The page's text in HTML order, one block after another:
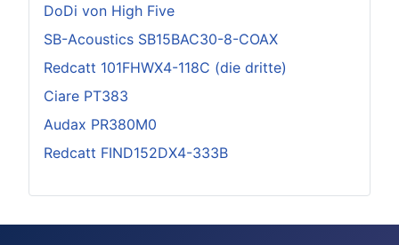
DoDi von High Five
SB-Acoustics SB15BAC30-8-COAX
Redcatt 101FHWX4-118C (die dritte)
Ciare PT383
Audax PR380M0
Redcatt FIND152DX4-333B